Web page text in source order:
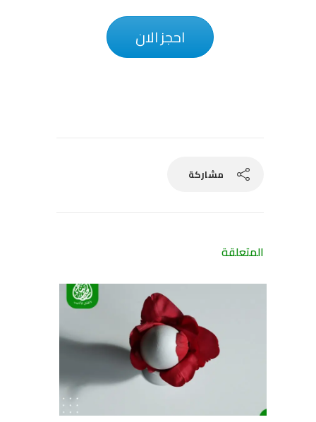
احجز الان
مشاركة
المتعلقة